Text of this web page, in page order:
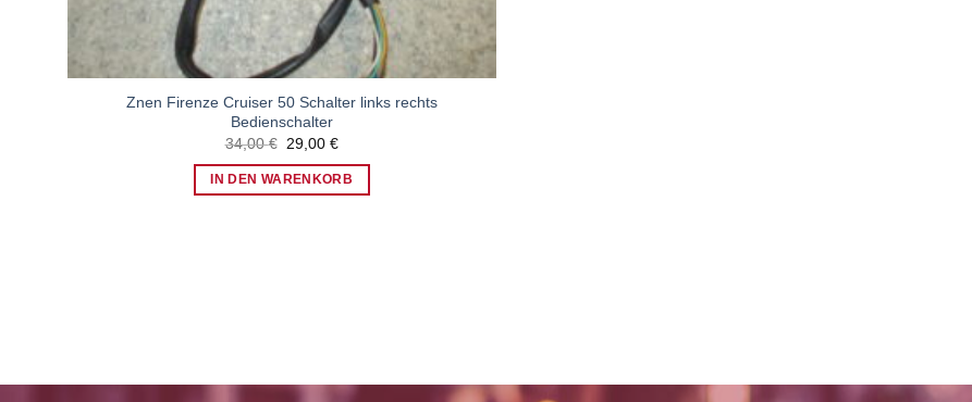
Znen Firenze Cruiser 50 Schalter links rechts
Bedienschalter
34,00€ Ursprünglicher
war:
34,00 €
29,00 €Aktueller
ist:
29,00 €.
IN DEN WARENKORB